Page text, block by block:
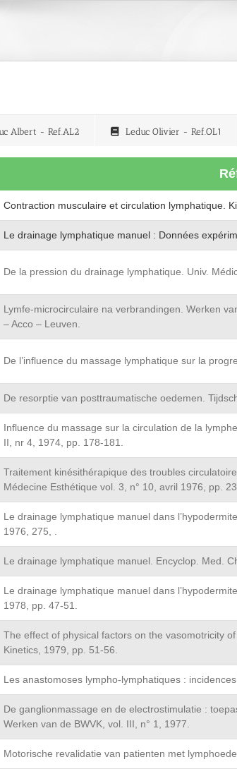
Albert - Ref.AL2 Leduc Olivier - Ref.OL1
Contraction musculaire et circulation lymphatique.
Le drainage lymphatique manuel : Données
De la pression du drainage lymphatique. Univ.
Lymfe-microcirculaire na verbrandingen. Werken
– Acco – Leuven.
De l’influence du massage lymphatique sur la
De resorptie van posttraumatische oedemen.
Influence du massage sur la circulation de la
II, nr 4, 1974, pp. 178-181.
Traitement kinésithérapique des troubles
Médecine Esthétique vol. 3, n° 10, avril 1976, pp.
Le drainage lymphatique manuel dans
1976, 275, .
Le drainage lymphatique manuel. Encyclop. Med.
Le drainage lymphatique manuel dans
1978, pp. 47-51.
The effect of physical factors on the vasomotricity
Kinetics, 1979, pp. 51-56.
Les anastomoses lympho-lymphatiques :
De ganglionmassage en de electrostimulatie :
Werken van de BWVK, vol. III, n° 1, 1977.
Motorische revalidatie van patienten met